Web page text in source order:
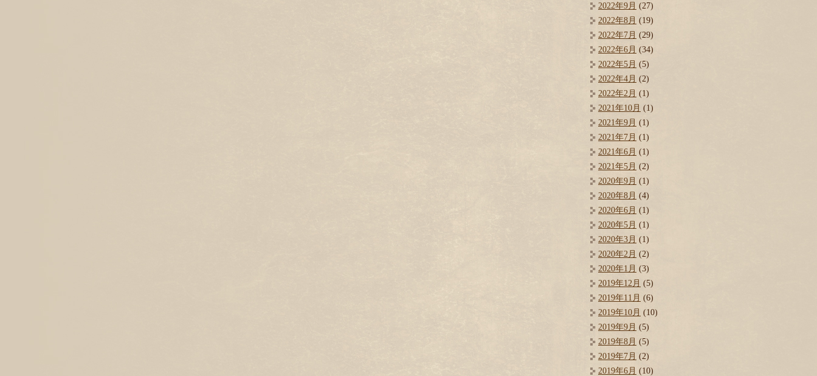
2022年9月 (27)
2022年8月 (19)
2022年7月 (29)
2022年6月 (34)
2022年5月 (5)
2022年4月 (2)
2022年2月 (1)
2021年10月 (1)
2021年9月 (1)
2021年7月 (1)
2021年6月 (1)
2021年5月 (2)
2020年9月 (1)
2020年8月 (4)
2020年6月 (1)
2020年5月 (1)
2020年3月 (1)
2020年2月 (2)
2020年1月 (3)
2019年12月 (5)
2019年11月 (6)
2019年10月 (10)
2019年9月 (5)
2019年8月 (5)
2019年7月 (2)
2019年6月 (10)